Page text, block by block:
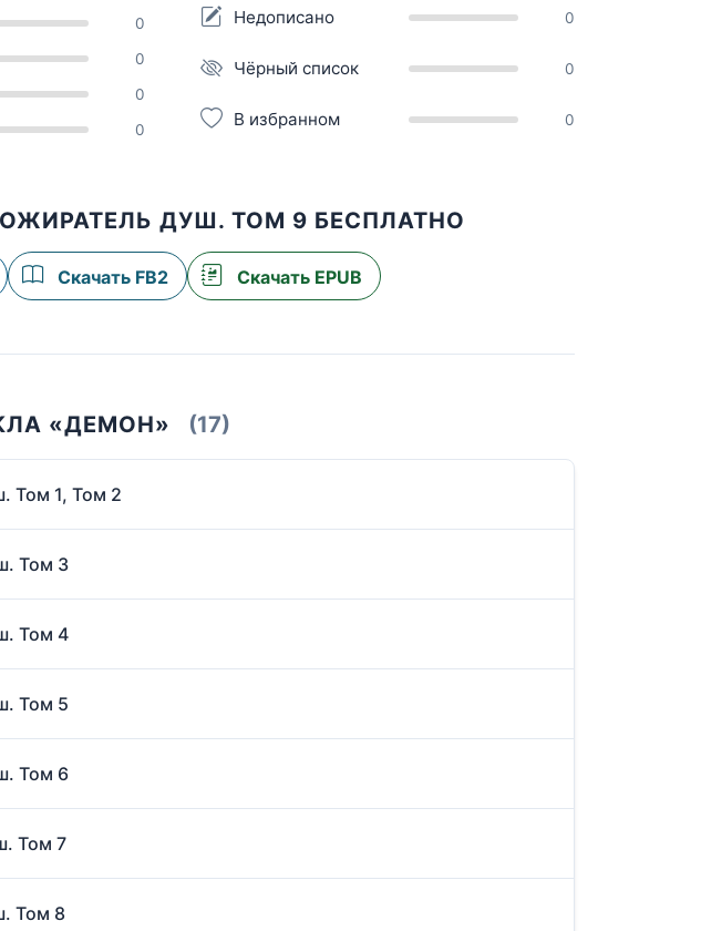
0
0
0
0
Недописано 0
Чёрный список 0
В избранном 0
ДУШ. ТОМ 9 БЕСПЛАТНО
Скачать FB2 Скачать EPUB
«ДЕМОН» (17)
Том 1, Том 2
Том 3
Том 4
Том 5
Том 6
Том 7
Том 8